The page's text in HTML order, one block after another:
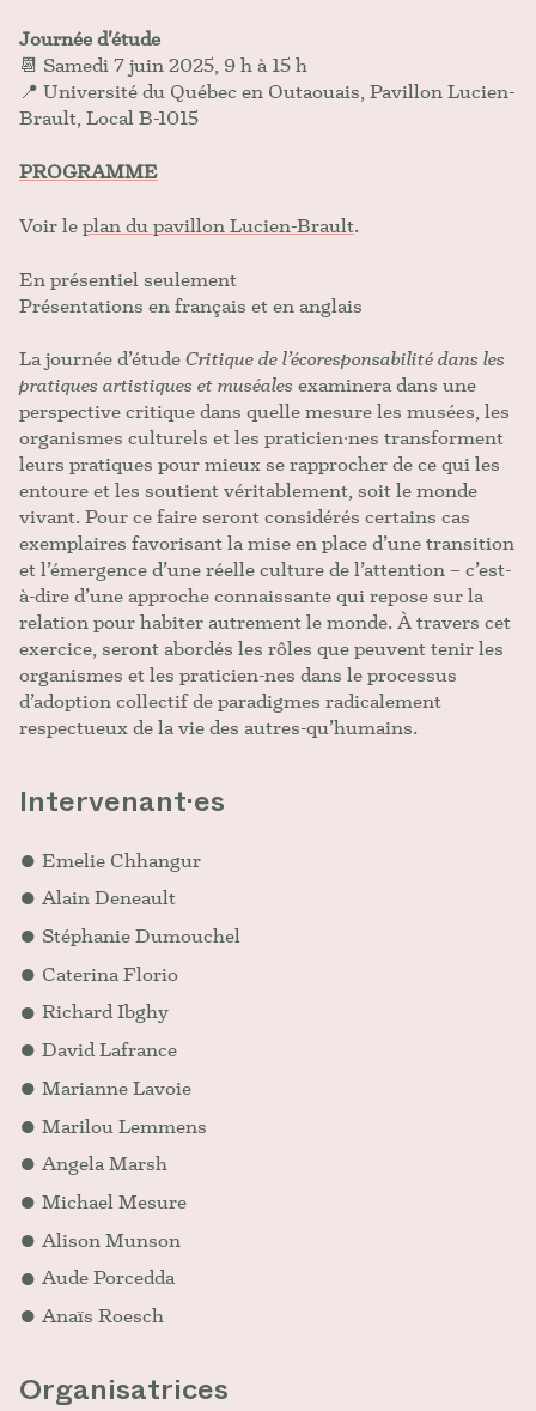
Journée d'étude
📆 Samedi 7 juin 2025, 9 h à 15 h
📍 Université du Québec en Outaouais, Pavillon Lucien-
Brault, Local B-1015
PROGRAMME
Voir leplan du pavillon Lucien-Brault.
En présentiel seulement
Présentations en français et en anglais
La journée d’étudeCritique de l’écoresponsabilité dans les
pratiques artistiques et muséales examinera dans une
perspective critique dans quelle mesure les musées, les
organismes culturels et les praticien∙nes transforment
leurs pratiques pour mieux se rapprocher de ce qui les
entoure et les soutient véritablement, soit le monde
vivant. Pour ce faire seront considérés certains cas
exemplaires favorisant la mise en place d’une transition
et l’émergence d’une réelle culture de l’attention – c’est-
à-dire d’une approche connaissante qui repose sur la
relation pour habiter autrement le monde. À travers cet
exercice, seront abordés les rôles que peuvent tenir les
organismes et les praticien-nes dans le processus
d’adoption collectif de paradigmes radicalement
respectueux de la vie des autres-qu’humains.
Intervenant·es
Emelie Chhangur
Alain Deneault
Stéphanie Dumouchel
Caterina Florio
Richard Ibghy
David Lafrance
Marianne Lavoie
Marilou Lemmens
Angela Marsh
Michael Mesure
Alison Munson
Aude Porcedda
Anaïs Roesch
Organisatrices